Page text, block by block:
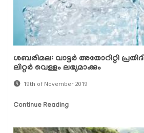
ശബരിമല: വാട്ടര്‍ അതോറിറ്റി
ലിറ്റര്‍ വെള്ളം ലഭ്യമാക്കും
19th of November 2019
Continue Reading